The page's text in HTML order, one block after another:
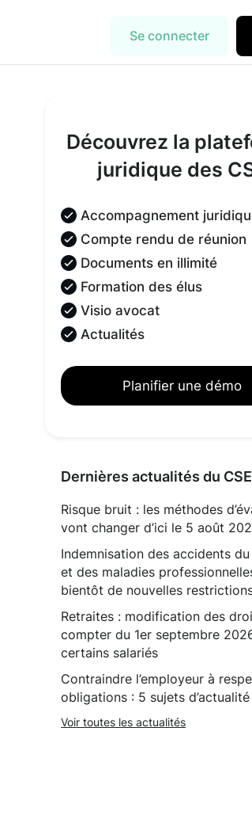
Se connecter
Découvrez la
juridique des
Accompagnement
Compte rendu de réunion
Documents en illimité
Formation des élus
Visio avocat
Actualités
Planifier une démo
Dernières actualités du CSE
Risque bruit : les méthodes
vont changer d’ici le 5 août
Indemnisation des accidents
et des maladies
bientôt de nouvelles
Retraites : modification des
compter du 1er septembre
certains salariés
Contraindre l’employeur à
obligations : 5 sujets
Voir toutes les actualités